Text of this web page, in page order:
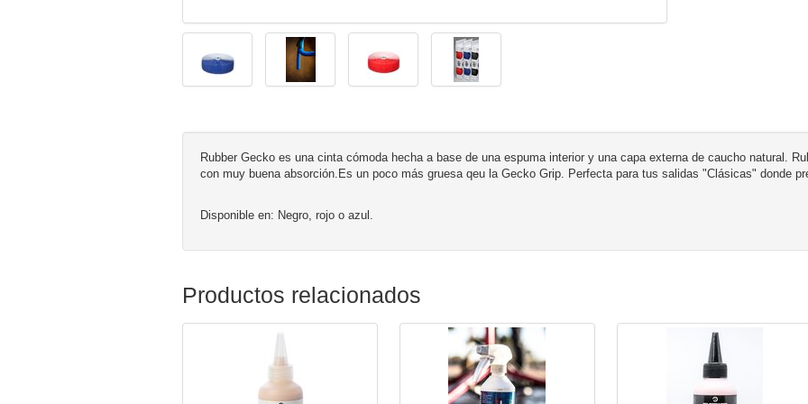
Rubber Gecko es una cinta cómoda hecha a base de una espuma interior y una capa externa de caucho natural.
con muy buena absorción.Es un poco más gruesa qeu la Gecko Grip. Perfecta para tus salidas "Clásicas" donde
Disponible en: Negro, rojo o azul.
Productos relacionados